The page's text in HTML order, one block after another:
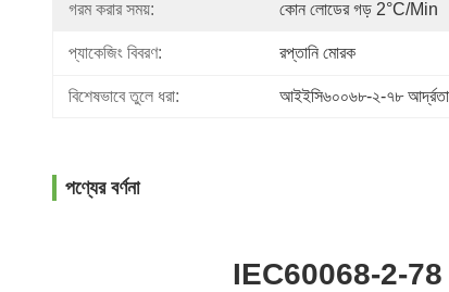
গরম করার সময়: কোন লোডের গড় 2°C/min
প্যাকেজিং বিবরণ: রপ্তানি মোরক
বিশেষভাবে তুলে ধরা: আইইসি৬০০৬৮-২-৭৮ আর্দ্রতা
পণ্যের বর্ণনা
IEC60068-2-78 -